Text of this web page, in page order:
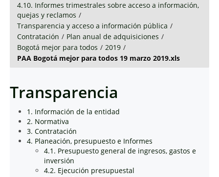
4.10. Informes trimestrales sobre acceso a información,
quejas y reclamos /
Transparencia y acceso a información pública /
Contratación / Plan anual de adquisiciones /
Bogotá mejor para todos / 2019 /
PAA Bogotá mejor para todos 19 marzo 2019.xls
Transparencia
1. Información de la entidad
2. Normativa
3. Contratación
4. Planeación, presupuesto e Informes
4.1. Presupuesto general de ingresos, gastos e
inversión
4.2. Ejecución presupuestal